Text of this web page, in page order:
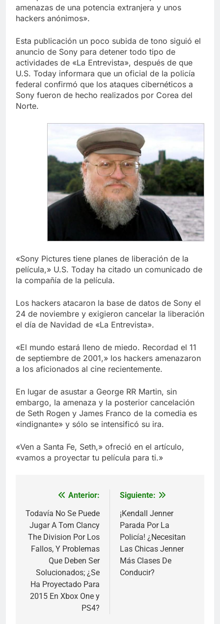
amenazas de una potencia extranjera y unos
hackers anónimos».
Esta publicación un poco subida de tono siguió el
anuncio de Sony para detener todo tipo de
actividades de «La Entrevista», después de que
U.S. Today informara que un oficial de la policía
federal confirmó que los ataques cibernéticos a
Sony fueron de hecho realizados por Corea del
Norte.
«Sony Pictures tiene planes de liberación de la
película,» U.S. Today ha citado un comunicado de
la compañía de la película.
Los hackers atacaron la base de datos de Sony el
24 de noviembre y exigieron cancelar la liberación
el día de Navidad de «La Entrevista».
«El mundo estará lleno de miedo. Recordad el 11
de septiembre de 2001,» los hackers amenazaron
a los aficionados al cine recientemente.
En lugar de asustar a George RR Martin, sin
embargo, la amenaza y la posterior cancelación
de Seth Rogen y James Franco de la comedia es
«indignante» y sólo se intensificó su ira.
«Ven a Santa Fe, Seth,» ofreció en el artículo,
«vamos a proyectar tu película para ti.»
Navegación
de
entradas
Anterior:
Todavía No Se Puede
Jugar A Tom Clancy
The Division Por Los
Fallos, Y Problemas
Que Deben Ser
Solucionados; ¿Se
Ha Proyectado Para
2015 En Xbox One y
PS4?
Siguiente:
¡Kendall Jenner
Parada Por La
Policía! ¿Necesitan
Las Chicas Jenner
Más Clases De
Conducir?